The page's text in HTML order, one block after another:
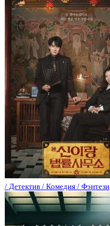
/ Детектив / Комедия / Фэнтези